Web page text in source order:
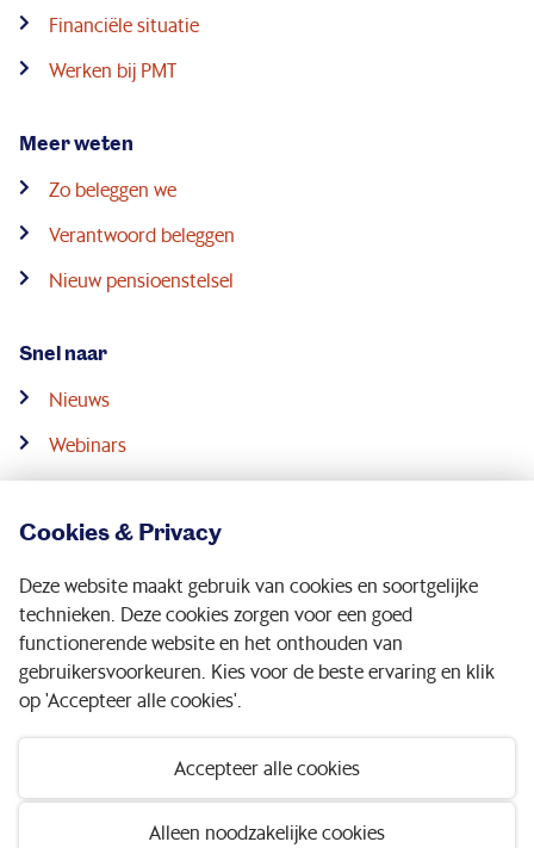
Cookies & Privacy
Deze website maakt gebruik van cookies en soortgelijke
technieken. Deze cookies zorgen voor een goed
functionerende website en het onthouden van
gebruikersvoorkeuren. Kies voor de beste ervaring en klik
op 'Accepteer alle cookies'.
Accepteer alle cookies
Alleen noodzakelijke cookies
Financiële situatie
Werken bij PMT
Meer weten
Zo beleggen we
Verantwoord beleggen
Nieuw pensioenstelsel
Snel naar
Nieuws
Webinars
Downloads
Service & contact
Volg ons op: